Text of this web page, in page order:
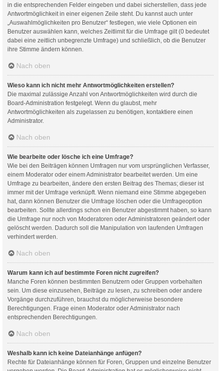
in die entsprechenden Felder eingeben und dabei sicherstellen, dass jede
Antwortmöglichkeit in einer eigenen Zeile steht. Du kannst auch unter
„Auswahlmöglichkeiten pro Benutzer“ festlegen, wie viele Optionen ein
Benutzer auswählen kann, welches Zeitlimit für die Umfrage gilt (0 bedeutet
dabei eine zeitlich unbegrenzte Umfrage) und schließlich, ob die Benutzer
ihre Stimme ändern können.
Nach oben
Wieso kann ich nicht mehr Antwortmöglichkeiten erstellen?
Die maximal zulässige Anzahl von Antwortmöglichkeiten wird durch die
Board-Administration festgelegt. Wenn du glaubst, mehr
Antwortmöglichkeiten als zugelassen zu benötigen, kontaktiere einen
Administrator.
Nach oben
Wie bearbeite oder lösche ich eine Umfrage?
Wie bei den Beiträgen können Umfragen nur vom ursprünglichen Verfasser,
einem Moderator oder einem Administrator bearbeitet werden. Um eine
Umfrage zu bearbeiten, ändere den ersten Beitrag des Themas; dieser ist
immer mit der Umfrage verknüpft. Wenn niemand eine Stimme abgegeben
hat, dann können Benutzer die Umfrage löschen oder die Umfrageoption
bearbeiten. Sollte allerdings schon ein Benutzer abgestimmt haben, so kann
die Umfrage nur noch von Moderatoren oder Administratoren geändert oder
gelöscht werden. Dadurch soll die Manipulation von laufenden Umfragen
verhindert werden.
Nach oben
Warum kann ich auf bestimmte Foren nicht zugreifen?
Manche Foren können bestimmten Benutzern oder Gruppen vorbehalten
sein. Um diese einzusehen, Beiträge zu lesen, zu schreiben oder andere
Vorgänge durchzuführen, brauchst du möglicherweise besondere
Berechtigungen. Frage einen Moderator oder Administrator nach
entsprechenden Berechtigungen.
Nach oben
Weshalb kann ich keine Dateianhänge anfügen?
Rechte für Dateianhänge können für Foren, Gruppen und einzelne Benutzer